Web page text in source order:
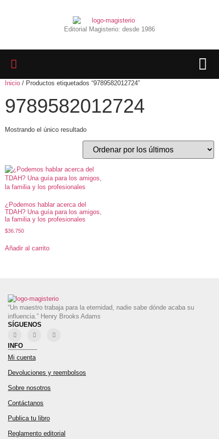
Editorial Magisterio: desde 1986
Inicio / Productos etiquetados “9789582012724”
9789582012724
Mostrando el único resultado
¿Podemos hablar acerca del
TDAH? Una guía para los amigos,
la familia y los profesionales
$36.750
Añadir al carrito
“Un maestro trabaja para la eternidad, nadie sabe dónde acaba su
influencia.” Henry Brooks Adams
SÍGUENOS
INFO
Mi cuenta
Devoluciones y reembolsos
Sobre nosotros
Contáctanos
Publica tu libro
Reglamento editorial